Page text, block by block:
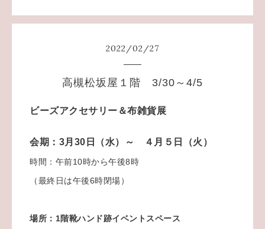
2022/02/27
高槻松坂屋１階 3/30～4/5
ビーズアクセサリー＆布雑貨展
会期：3月30日（水）～ ４月５日（火）
時間：午前10時から午後8時
（最終日は午後6時閉場）
場所：1階靴ハンド跡イベントスペース